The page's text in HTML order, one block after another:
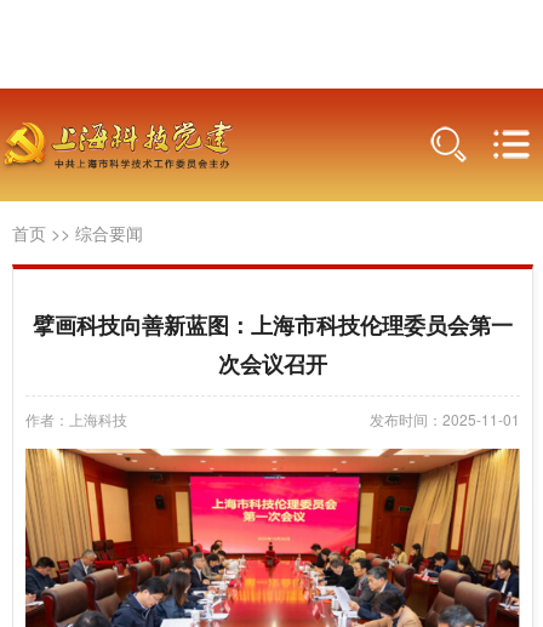
首页 >> 综合要闻
擘画科技向善新蓝图：上海市科技伦理委员会第一
次会议召开
作者：上海科技 发布时间：2025-11-01